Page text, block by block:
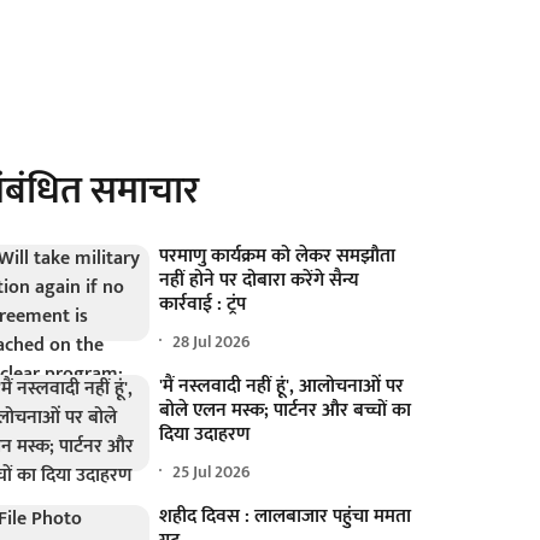
समाचार
परमाणु कार्यक्रम को लेकर समझौता
नहीं होने पर दोबारा करेंगे सैन्य
कार्रवाई : ट्रंप
28 Jul 2026
'मैं नस्लवादी नहीं हूं', आलोचनाओं पर
बोले एलन मस्क; पार्टनर और बच्चों का
दिया उदाहरण
25 Jul 2026
शहीद दिवस : लालबाजार पहुंचा ममता